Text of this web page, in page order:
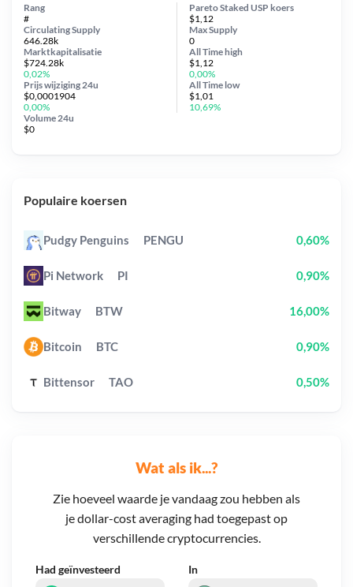
Wat als ik...?
Zie hoeveel waarde je vandaag zou hebben als
je dollar-cost averaging had toegepast op
verschillende cryptocurrencies.
Had geïnvesteerd In
Pareto Staked USP koers
$1,12
Circulating Supply
646.28k
Prijs wijziging 24u
$0,0001904
0,00%
Max Supply
0
Marktkapitalisatie
$724.28k
0,02%
Volume 24u
$0
Rang
#
All Timehigh
$1,12
0,00%
All Time low
$1,01
10,69%
Populaire koersen
Pudgy Penguins PENGU 0,60%
Pi Network PI 0,90%
Bitway BTW 16,00%
Bitcoin BTC 0,90%
Bittensor TAO 0,50%